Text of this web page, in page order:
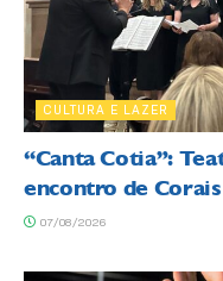
CULTURA E LAZER
“Canta Cotia”:
encontro de Corais
07/08/2026